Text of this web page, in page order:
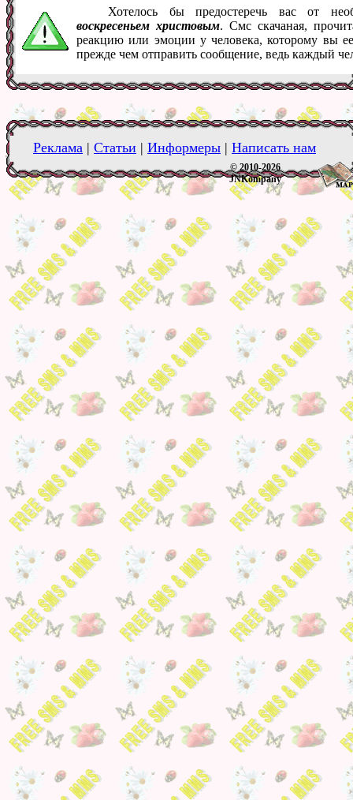
Хотелось бы предостеречь вас от
воскресеньем христовым. Смс скачаная,
реакцию или эмоции у человека, которому вы
прежде чем отправить сообщение, ведь каждый
Реклама | Статьи | Информеры | Написать нам
© 2010-2026
JNKompany